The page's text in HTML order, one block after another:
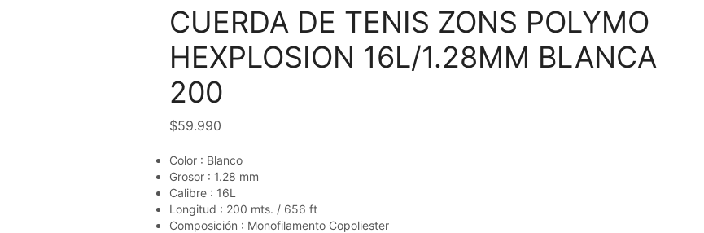
CUERDA DE TENIS ZONS POLYMO
HEXPLOSION 16L/1.28MM BLANCA
200
$59.990
Color : Blanco
Grosor : 1.28 mm
Calibre : 16L
Longitud : 200 mts. / 656 ft
Composición : Monofilamento Copoliester